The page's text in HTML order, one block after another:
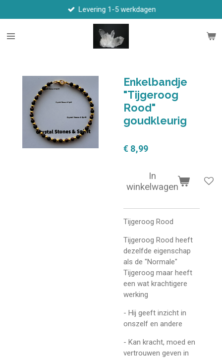
direct
naar
Levering 1-5 werkdagen
Enkelbandje
"Tijgeroog
Rood"
goudkleurig
€ 8,99
In
winkelwagen
Tijgeroog Rood
Tijgeroog Rood heeft
dezelfde eigenschap
als de "Normale"
Tijgeroog maar heeft
een wat krachtigere
werking
- Hij geeft inzicht in
onszelf en andere
- Kan kracht, moed en
vertrouwen geven in